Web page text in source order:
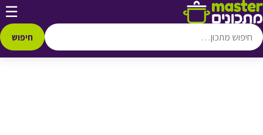
דלג לתוכן ☰
חיפוש
♥ הוספה